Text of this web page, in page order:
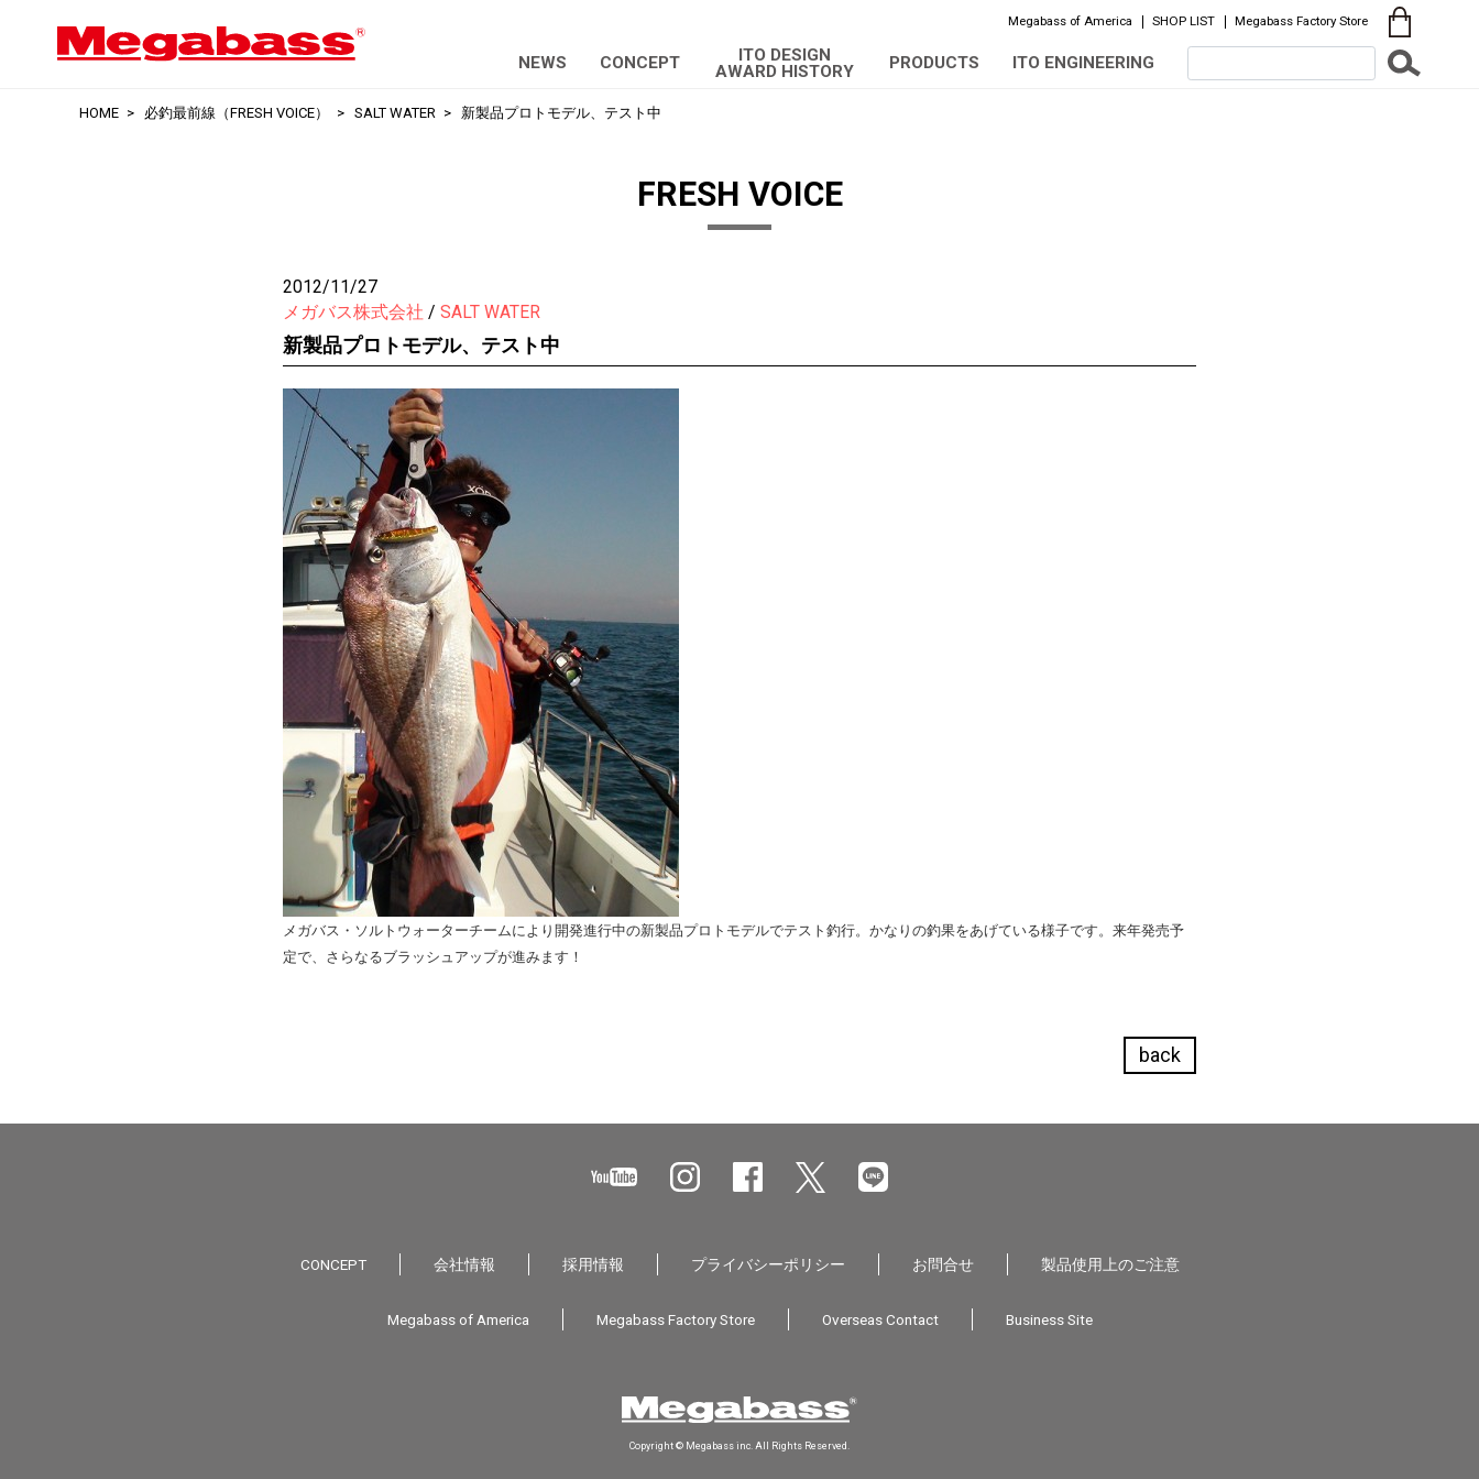
Megabass of America SHOP LIST Megabass Factory Store
NEWS CONCEPT
ITO DESIGN
AWARD HISTORY
PRODUCTS ITO ENGINEERING
HOME 必釣最前線（FRESH VOICE） SALT WATER 新製品プロトモデル、テスト中
FRESH VOICE
2012/11/27
メガバス株式会社
SALT WATER
新製品プロトモデル、テスト中
メガバス・ソルトウォーターチームにより開発進行中の新製品プロトモデルでテスト釣行。かなりの釣果をあげている様子です。来年発売予
定で、さらなるブラッシュアップが進みます！
back
CONCEPT 会社情報 採用情報 プライバシーポリシー お問合せ 製品使用上のご注意
Megabass of America Megabass Factory Store Overseas Contact Business Site
Copyright © Megabass inc. All Rights Reserved.